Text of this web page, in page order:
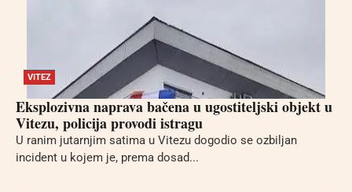
VITEZ
Eksplozivna naprava bačena u ugostiteljski objekt u
Vitezu, policija provodi istragu
U ranim jutarnjim satima u Vitezu dogodio se ozbiljan
incident u kojem je, prema dosad...